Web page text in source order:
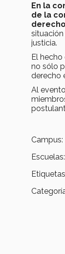
En la
de la
justicia.
El
no sólo
derecho
Al
Campus:
Escuelas: